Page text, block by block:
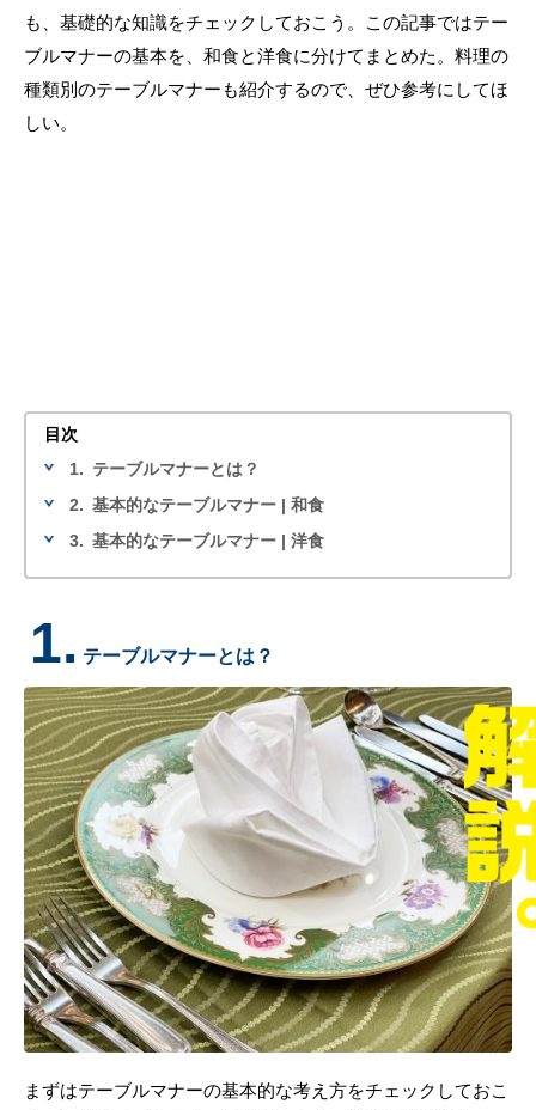
も、基礎的な知識をチェックしておこう。この記事ではテー
ブルマナーの基本を、和食と洋食に分けてまとめた。料理の
種類別のテーブルマナーも紹介するので、ぜひ参考にしてほ
しい。
目次
1. テーブルマナーとは？
2. 基本的なテーブルマナー | 和食
3. 基本的なテーブルマナー | 洋食
1. テーブルマナーとは？
まずはテーブルマナーの基本的な考え方をチェックしておこ